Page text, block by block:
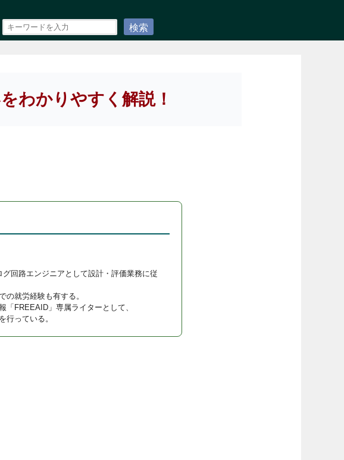
検索
わかりやすく解説！
回路エンジニアとして設計・評価業務に従
の就労経験も有する。
FREEAID」専属ライターとして、
行っている。